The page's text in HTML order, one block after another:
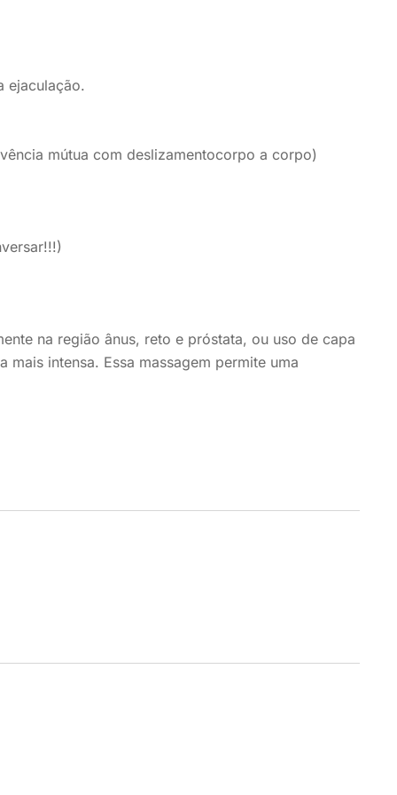
ejaculação.
mútua com deslizamentocorpo a corpo)
na região ânus, reto e próstata, ou uso de capa
intensa. Essa massagem permite uma